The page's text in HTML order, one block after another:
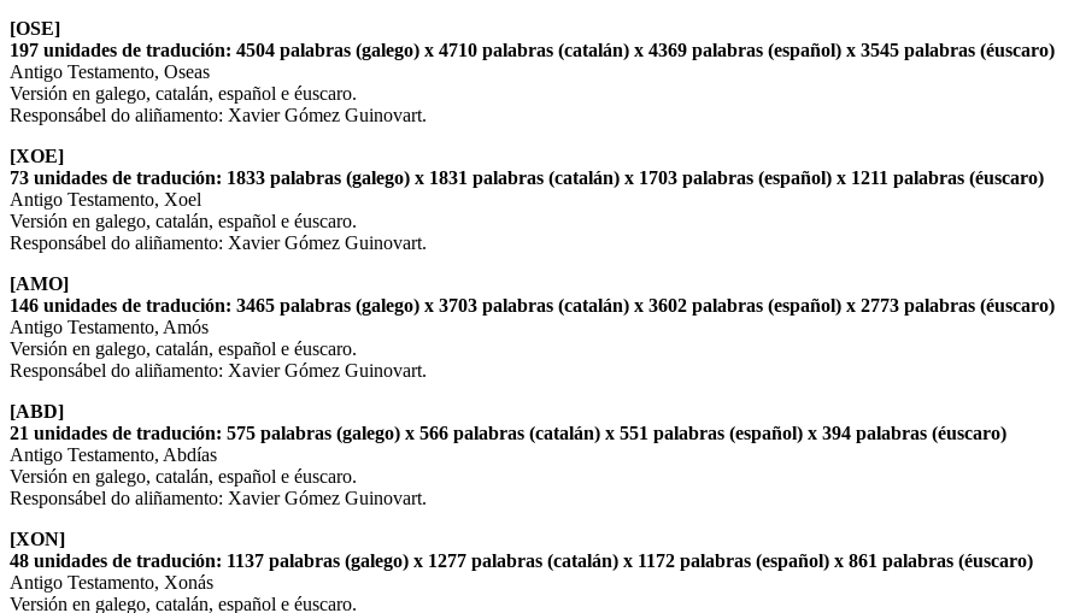
[OSE]
197 unidades de tradución: 4504 palabras (galego) x 4710 palabras (catalán) x 4369 palabras (español) x 3545 palabras (éuscaro)
Antigo Testamento, Oseas
Versión en galego, catalán, español e éuscaro.
Responsábel do aliñamento: Xavier Gómez Guinovart.
[XOE]
73 unidades de tradución: 1833 palabras (galego) x 1831 palabras (catalán) x 1703 palabras (español) x 1211 palabras (éuscaro)
Antigo Testamento, Xoel
Versión en galego, catalán, español e éuscaro.
Responsábel do aliñamento: Xavier Gómez Guinovart.
[AMO]
146 unidades de tradución: 3465 palabras (galego) x 3703 palabras (catalán) x 3602 palabras (español) x 2773 palabras (éuscaro)
Antigo Testamento, Amós
Versión en galego, catalán, español e éuscaro.
Responsábel do aliñamento: Xavier Gómez Guinovart.
[ABD]
21 unidades de tradución: 575 palabras (galego) x 566 palabras (catalán) x 551 palabras (español) x 394 palabras (éuscaro)
Antigo Testamento, Abdías
Versión en galego, catalán, español e éuscaro.
Responsábel do aliñamento: Xavier Gómez Guinovart.
[XON]
48 unidades de tradución: 1137 palabras (galego) x 1277 palabras (catalán) x 1172 palabras (español) x 861 palabras (éuscaro)
Antigo Testamento, Xonás
Versión en galego, catalán, español e éuscaro.